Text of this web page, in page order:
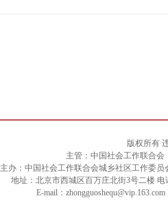
版权所有
主管：中国社会工作联合
主办：中国社会工作联合会城乡社区工作委
地址：北京市西城区百万庄北街3号二楼
E-mail：